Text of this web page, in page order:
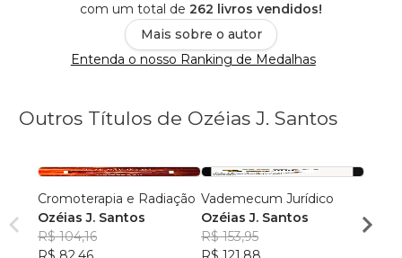
com um total de 262 livros vendidos!
Mais sobre o autor
Entenda o nosso Ranking de Medalhas
Outros Títulos de Ozéias J. Santos
Cromoterapia e Radiação
Ozéias J. Santos
R$ 104,16
Vademecum Jurídico
Ozéias J. Santos
R$ 153,95